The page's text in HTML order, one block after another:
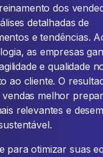
dos
detalhadas de
e tendências.
as empresas
e qualidade
ao cliente. O
vendas melhor
relevantes e
para otimizar suas